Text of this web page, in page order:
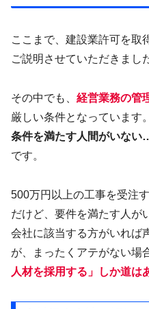
ここまで、建設業許可を取
ご説明させていただきまし
その中でも、 経営業務の管
厳しい条件となっています
条件を満たす人間がいな
です。
500万円以上の工事を受注
だけど、要件を満たす人が
会社に該当する方がいれば
が、まったくアテがない場
人材を採用する」しか道は